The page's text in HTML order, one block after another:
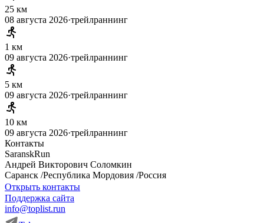
25 км
08 августа 2026·трейлраннинг
1 км
09 августа 2026·трейлраннинг
5 км
09 августа 2026·трейлраннинг
10 км
09 августа 2026·трейлраннинг
Контакты
SaranskRun
Андрей Викторович Соломкин
Саранск /Республика Мордовия /Россия
Открыть контакты
Поддержка сайта
info@toplist.run